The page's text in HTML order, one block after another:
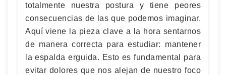
totalmente nuestra postura y tiene peores
consecuencias de las que podemos imaginar.
Aquí viene la pieza clave a la hora sentarnos
de manera correcta para estudiar: mantener
la espalda erguida. Esto es fundamental para
evitar dolores que nos alejan de nuestro foco